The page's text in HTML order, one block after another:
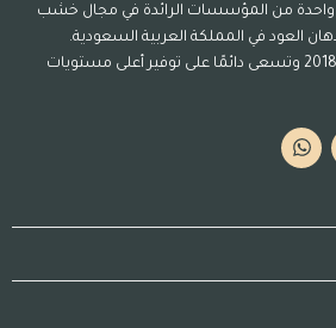
واحدة من المؤسسات الرائدة في مجال خشب
العود في المملكة العربية السعودية.
تأسست المؤسسة في عام 2018 وتسعى دائمًا على توفير أعلى مستويات